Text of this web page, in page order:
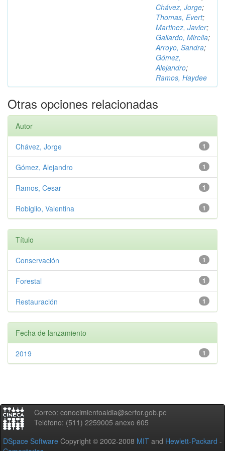
Chávez, Jorge;
Thomas, Evert;
Martinez, Javier;
Gallardo, Mirella;
Arroyo, Sandra;
Gómez,
Alejandro;
Ramos, Haydee
Otras opciones relacionadas
Autor
1
Chávez, Jorge
1
Gómez, Alejandro
1
Ramos, Cesar
1
Robiglio, Valentina
Título
1
Conservación
1
Forestal
1
Restauración
Fecha de lanzamiento
1
2019
Correo: conocimientoaldia@serfor.gob.pe
Teléfono: (511) 2259005 anexo 605
DSpace Software Copyright © 2002-2008 MIT and Hewlett-Packard -